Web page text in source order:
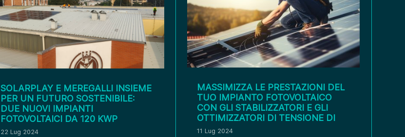
SOLARPLAY E MEREGALLI INSIEME
PER UN FUTURO SOSTENIBILE:
DUE NUOVI IMPIANTI
FOTOVOLTAICI DA 120 KWP
22 Lug 2024
MASSIMIZZA LE PRESTAZIONI DEL
TUO IMPIANTO FOTOVOLTAICO
CON GLI STABILIZZATORI E GLI
OTTIMIZZATORI DI TENSIONE DI
SOLARPLAY
11 Lug 2024